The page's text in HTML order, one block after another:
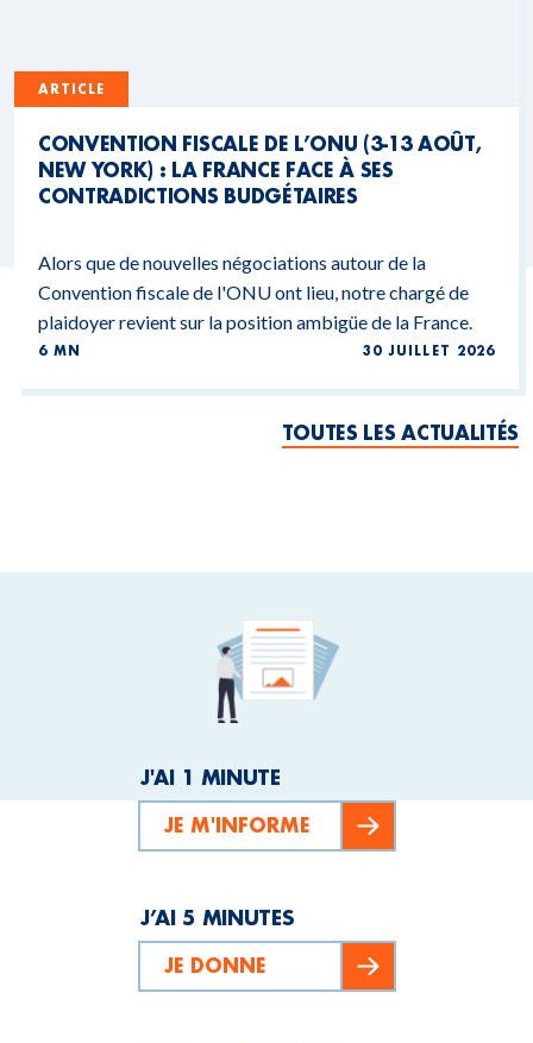
ARTICLE
CONVENTION FISCALE DE L’ONU (3-13 AOÛT,
NEW YORK) : LA FRANCE FACE À SES
CONTRADICTIONS BUDGÉTAIRES
Alors que de nouvelles négociations autour de la
Convention fiscale de l'ONU ont lieu, notre chargé de
plaidoyer revient sur la position ambigüe de la France.
6 MN 30 JUILLET 2026
TOUTES LES ACTUALITÉS
J'AI 1 MINUTE
JE M'INFORME
J’AI 5 MINUTES
JE DONNE